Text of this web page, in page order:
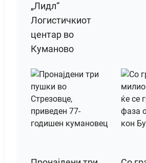
„Лидл“
Логистичкиот
центар во
Куманово